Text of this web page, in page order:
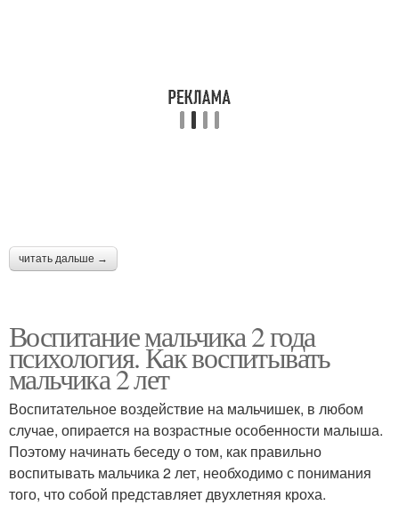
читать дальше →
Воспитание мальчика 2 года
психология. Как воспитывать
мальчика 2 лет
Воспитательное воздействие на мальчишек, в любом
случае, опирается на возрастные особенности малыша.
Поэтому начинать беседу о том, как правильно
воспитывать мальчика 2 лет, необходимо с понимания
того, что собой представляет двухлетняя кроха.